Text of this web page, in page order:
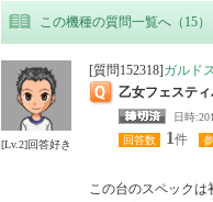
この機種の質問一覧へ（15）
[Lv.2]回答好き
[質問152318]ガルド
乙女フェステ
日時
回答数
1件
この台のスペックは